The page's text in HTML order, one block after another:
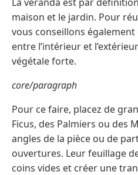
maison et le jardin. Pour
vous conseillons
entre l’intérieur et
végétale forte.
core/paragraph
Pour ce faire, placez de
Ficus, des Palmiers ou des
angles de la pièce ou de
ouvertures. Leur feuillage
coins vides et créer une